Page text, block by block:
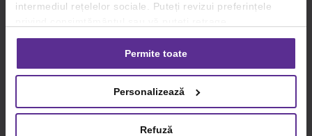
intermediul rețelelor sociale. Puteți revizui preferințele
consimțământul oricând, făcând click pe linkul către
setările dvs. de cookie-uri.
privind utilizarea modulelor cookie.Detalii
Permite toate
Personalizează
Refuză